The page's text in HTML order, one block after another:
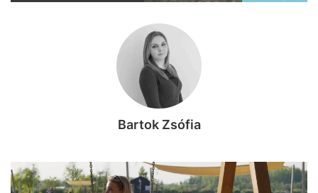
Bartok Zsófia